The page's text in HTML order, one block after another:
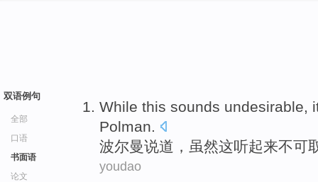
双语例句
全部
口语
书面语
论文
While this sounds undesirable,
Polman.
波尔曼说道 ， 虽然这听起来不可
youdao